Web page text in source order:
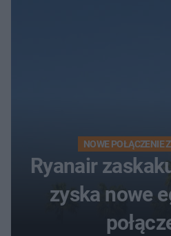
NOWE POŁĄCZENIE
Ryanair
zyska nowe